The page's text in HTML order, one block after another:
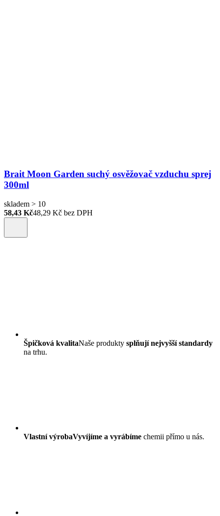
Brait Moon Garden suchý osvěžovač vzduchu sprej
300ml
skladem > 10
58,43 Kč48,29 Kč bez DPH
Špičková kvalitaNaše produkty splňují nejvyšší standardy
na trhu.
Vlastní výrobaVyvíjíme a vyrábíme chemii přímo u nás.